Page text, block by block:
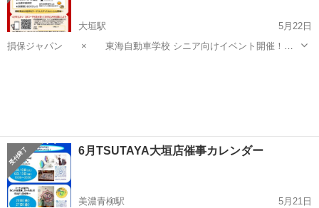
大垣駅
5月22日
損保ジャパン × 東海自動車学校 シニア向けイベント開催！！
6月TSUTAYA大垣店催事カレンダー
美濃青柳駅
5月21日